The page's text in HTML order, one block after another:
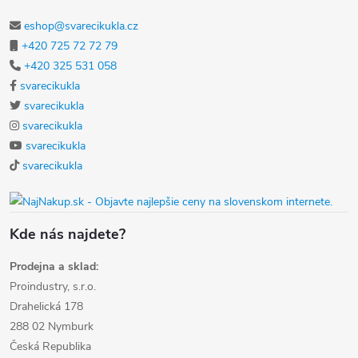
eshop@svarecikukla.cz
+420 725 72 72 79
+420 325 531 058
svarecikukla
svarecikukla
svarecikukla
svarecikukla
svarecikukla
Kde nás najdete?
Prodejna a sklad:
Proindustry, s.r.o.
Drahelická 178
288 02 Nymburk
Česká Republika